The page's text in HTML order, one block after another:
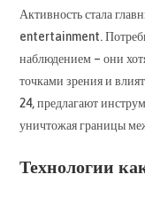
Активность стала
entertainment.
наблюдением – они
точками зрения и
24, предлагают
уничтожая границы
Технологии